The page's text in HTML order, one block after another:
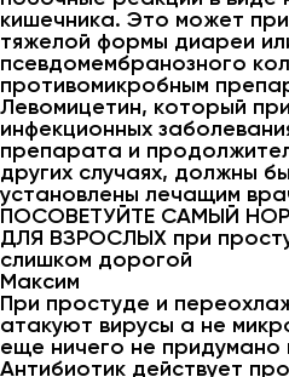
кишечника. Это может
тяжелой формы диареи
псевдомембранозного
противомикробным
Левомицетин, который
инфекционных
препарата и
других случаях, должны
установлены лечащим
ПОСОВЕТУЙТЕ САМЫЙ
ДЛЯ ВЗРОСЛЫХ при
слишком дорогой
Максим
При простуде и
атакуют вирусы а не
еще ничего не придумано
Антибиотик действует